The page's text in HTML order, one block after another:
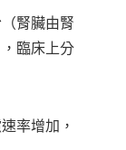
腎臟由腎
臨床上分
率增加，